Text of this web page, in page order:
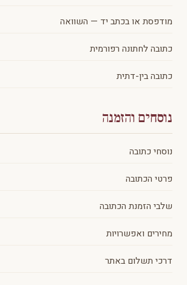
מודפסת או בכתב יד — השוואה
כתובה לחתונה רפורמית
כתובה בין-דתית
נוסחים והזמנה
נוסחי כתובה
פרטי הכתובה
שלבי הזמנת הכתובה
מחירים ואפשרויות
דרכי תשלום באתר